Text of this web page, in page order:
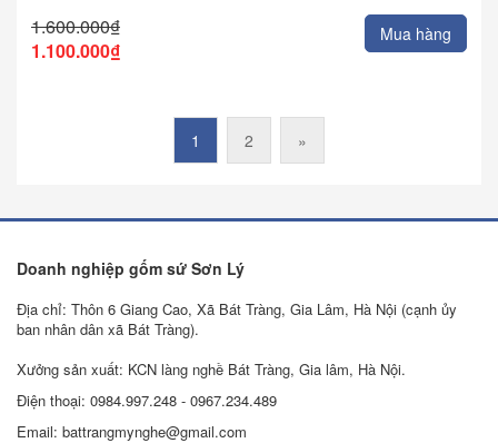
1.600.000₫
1.100.000₫
Mua hàng
1 2 »
Doanh nghiệp gốm sứ Sơn Lý
Địa chỉ: Thôn 6 Giang Cao, Xã Bát Tràng, Gia Lâm, Hà Nội (cạnh ủy
ban nhân dân xã Bát Tràng).
Xưởng sản xuất: KCN làng nghề Bát Tràng, Gia lâm, Hà Nội.
Điện thoại: 0984.997.248 - 0967.234.489
Email: battrangmynghe@gmail.com